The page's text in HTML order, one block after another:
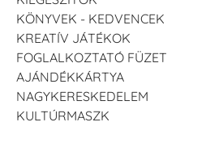
KÖNYVEK - KEDVENCEK
KREATÍV JÁTÉKOK
FOGLALKOZTATÓ FÜZET
AJÁNDÉKKÁRTYA
NAGYKERESKEDELEM
KULTÚRMASZK